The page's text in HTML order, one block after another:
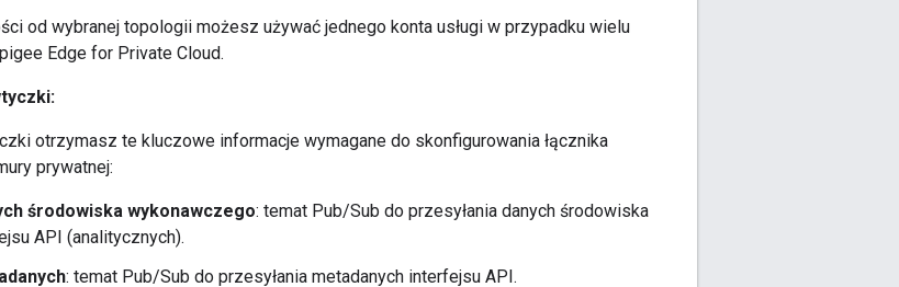
od wybranej topologii możesz używać jednego konta usługi w przypadku wielu
Edge for Private Cloud.
otrzymasz te kluczowe informacje wymagane do skonfigurowania łącznika
prywatnej:
środowiska wykonawczego: temat Pub/Sub do przesyłania danych środowiska
API (analitycznych).
: temat Pub/Sub do przesyłania metadanych interfejsu API.